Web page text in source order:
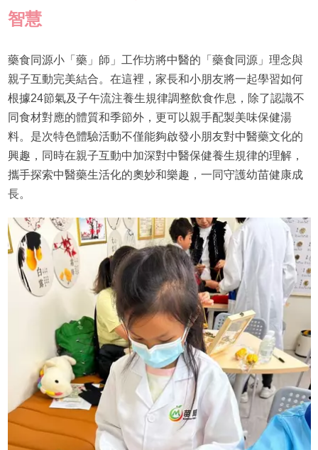
智慧
藥食同源小「藥」師」工作坊將中醫的「藥食同源」理念與
親子互動完美結合。在這裡，家長和小朋友將一起學習如何
根據24節氣及子午流注養生規律調整飲食作息，除了認識不
同食材對應的體質和季節外，更可以親手配製美味保健湯
料。是次特色體驗活動不僅能夠啟發小朋友對中醫藥文化的
興趣，同時在親子互動中加深對中醫保健養生規律的理解，
攜手探索中醫藥生活化的奧妙和樂趣，一同守護幼苗健康成
長。